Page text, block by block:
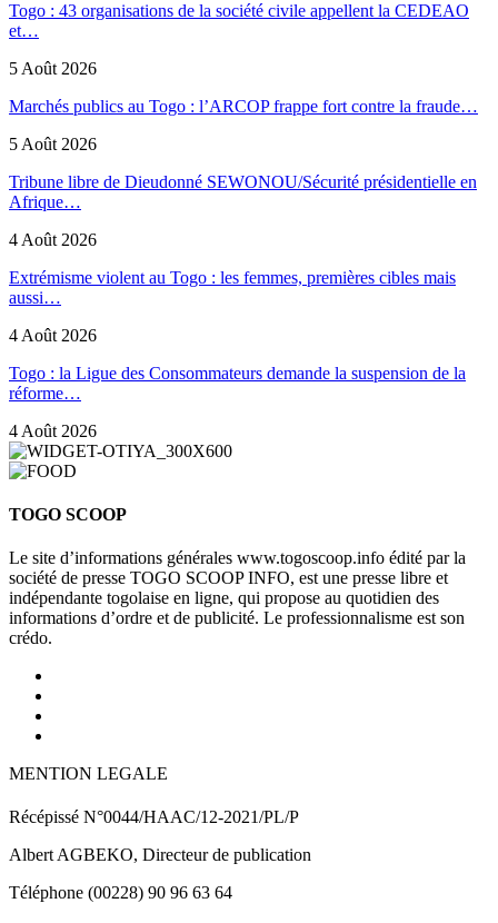
Togo : 43 organisations de la société civile appellent la CEDEAO
et…
5 Août 2026
Marchés publics au Togo : l’ARCOP frappe fort contre la fraude…
5 Août 2026
Tribune libre de Dieudonné SEWONOU/Sécurité présidentielle en
Afrique…
4 Août 2026
Extrémisme violent au Togo : les femmes, premières cibles mais
aussi…
4 Août 2026
Togo : la Ligue des Consommateurs demande la suspension de la
réforme…
4 Août 2026
TOGO SCOOP
Le site d’informations générales www.togoscoop.info édité par la
société de presse TOGO SCOOP INFO, est une presse libre et
indépendante togolaise en ligne, qui propose au quotidien des
informations d’ordre et de publicité. Le professionnalisme est son
crédo.
MENTION LEGALE
Récépissé N°0044/HAAC/12-2021/PL/P
Albert AGBEKO, Directeur de publication
Téléphone (00228) 90 96 63 64